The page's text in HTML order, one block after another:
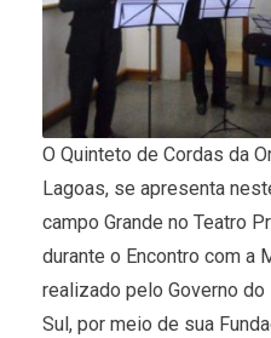
O Quinteto de Cordas da
Lagoas, se apresenta
campo Grande no Teatro
durante o Encontro com a
realizado pelo Governo
Sul, por meio de sua